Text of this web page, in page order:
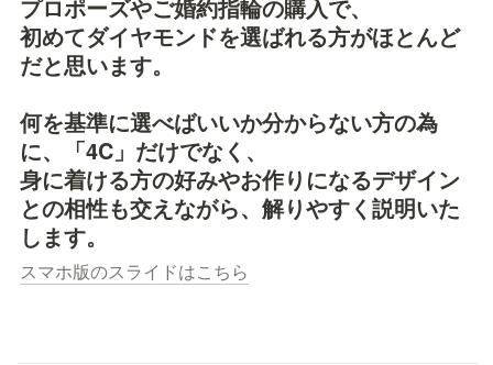
プロポーズやご婚約指輪の購入で、
初めてダイヤモンドを選ばれる方がほとんど
だと思います。
何を基準に選べばいいか分からない方の為
に、「4C」だけでなく、
身に着ける方の好みやお作りになるデザイン
との相性も交えながら、解りやすく説明いた
します。
スマホ版のスライドはこちら